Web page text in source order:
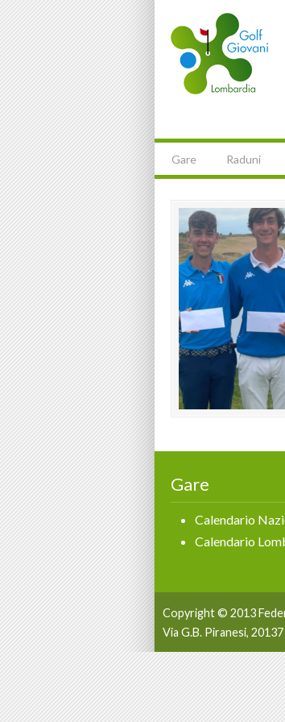
Gare Raduni
Gare
Calendario
Calendario
Copyright © 2013
Via G.B. Piranesi,